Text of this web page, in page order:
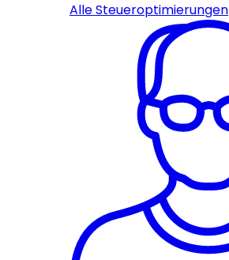
Alle Steueroptimierungen